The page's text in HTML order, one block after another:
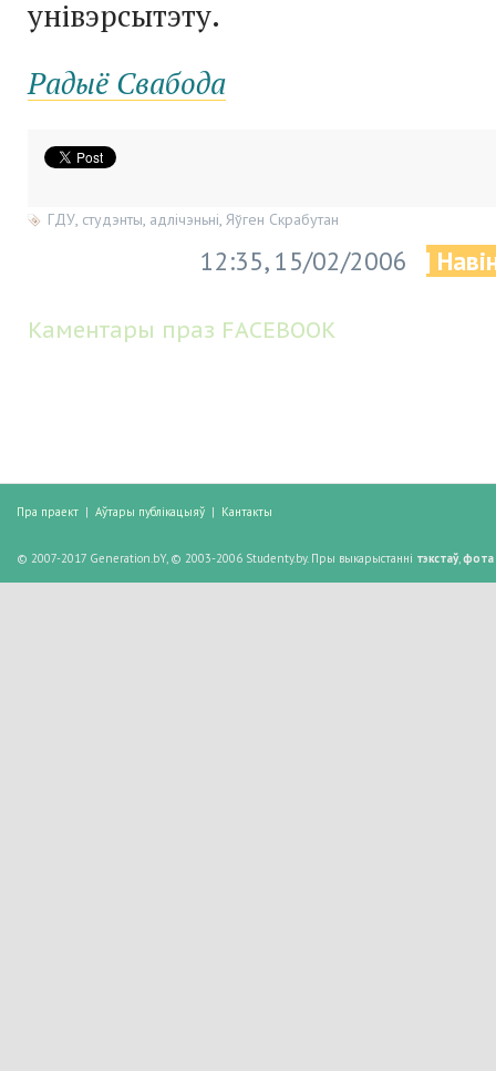
унівэрсытэту.
Радыё Свабода
ГДУ студэнты адлічэньні Яўген Скрабутан
12:35, 15/02/2006 |
Каментары праз FACEBOOK
Пра праект | Аўтары публікацыяў | Кантакты
© 2007-2017 Generation.bY, © 2003-2006 Studenty.by. Пры выкарыстанні тэкстаў, фота